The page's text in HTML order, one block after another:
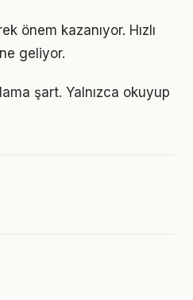
önem kazanıyor. Hızlı
geliyor.
şart. Yalnızca okuyup